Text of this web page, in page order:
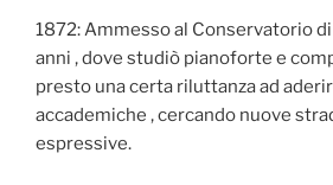
1872: Ammesso al Conservatorio di
anni , dove studiò pianoforte e
presto una certa riluttanza ad
accademiche , cercando nuove
espressive.